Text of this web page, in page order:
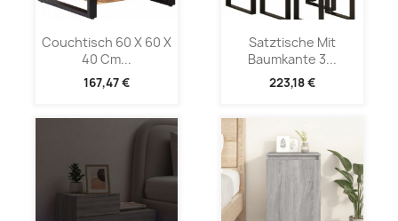
Couchtisch 60 X 60 X
40 Cm...
167,47 €
Satztische Mit
Baumkante 3...
223,18 €